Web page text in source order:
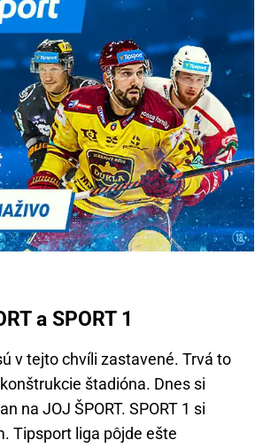
a SPORT 1
v tejto chvíli zastavené. Trvá to
štadióna. Dnes si
na JOJ ŠPORT. SPORT 1 si
Tipsport liga pôjde ešte